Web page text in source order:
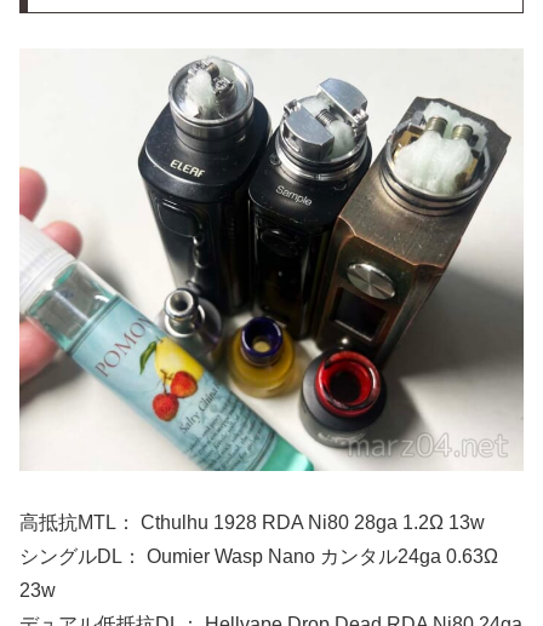
高抵抗MTL： Cthulhu 1928 RDA Ni80 28ga 1.2Ω 13w
シングルDL： Oumier Wasp Nano カンタル24ga 0.63Ω
23w